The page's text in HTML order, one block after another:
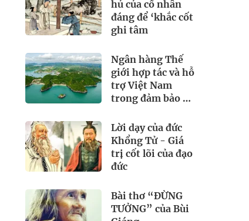
hủ của cổ nhân
đáng để ‘khắc cốt
ghi tâm
Ngân hàng Thế
giới hợp tác và hỗ
trợ Việt Nam
trong đảm bảo an
Lời dạy của đức
Khổng Tử - Giá
trị cốt lõi của đạo
đức
Bài thơ “ĐỪNG
TƯỞNG” của Bùi